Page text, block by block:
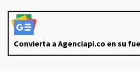
Convierta a Agenciapi.co en su